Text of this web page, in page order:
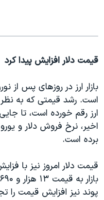
دادگاه حمید نوری
قانون شفافیت دارائی کادر
اعتراضات مردمی آبان ۹۸
اسرائیل در جنگ
همایش محافظه‌کاران
صفحه‌های ویژه
قیمت دلار افزایش پیدا کرد
بازار ارز در روز‌های پس از
است. رشد قیمتی که به نظر
ارز رقم خورده است، تا جایی
اخیر، نرخ فروش دلار و
برده است.
پوند نیز افزایش قیمت را